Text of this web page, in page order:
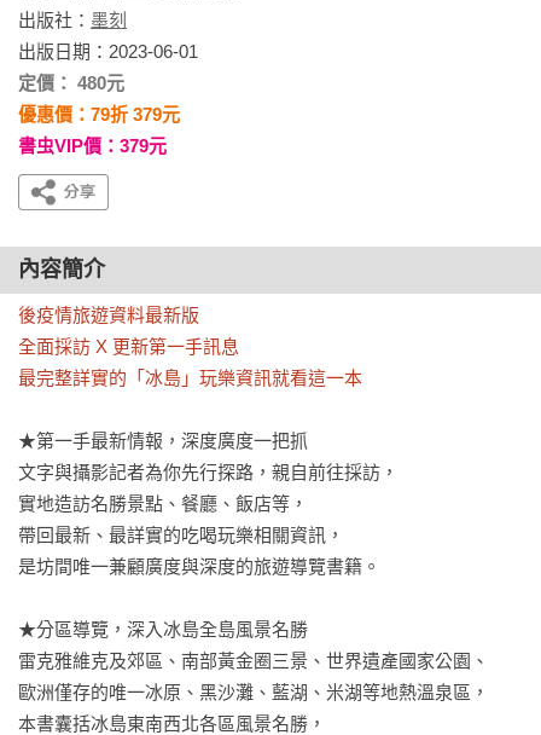
出版社： 墨刻
出版日期：2023-06-01
定價： 480元
優惠價：79折 379元
書虫VIP價：379元
內容簡介
後疫情旅遊資料最新版
全面採訪 X 更新第一手訊息
最完整詳實的「冰島」玩樂資訊就看這一本
★第一手最新情報，深度廣度一把抓
文字與攝影記者為你先行探路，親自前往採訪，
實地造訪名勝景點、餐廳、飯店等，
帶回最新、最詳實的吃喝玩樂相關資訊，
是坊間唯一兼顧廣度與深度的旅遊導覽書籍。
★分區導覽，深入冰島全島風景名勝
雷克雅維克及郊區、南部黃金圈三景、世界遺產國家公園、
歐洲僅存的唯一冰原、黑沙灘、藍湖、米湖等地熱溫泉區，
本書囊括冰島東南西北各區風景名勝，